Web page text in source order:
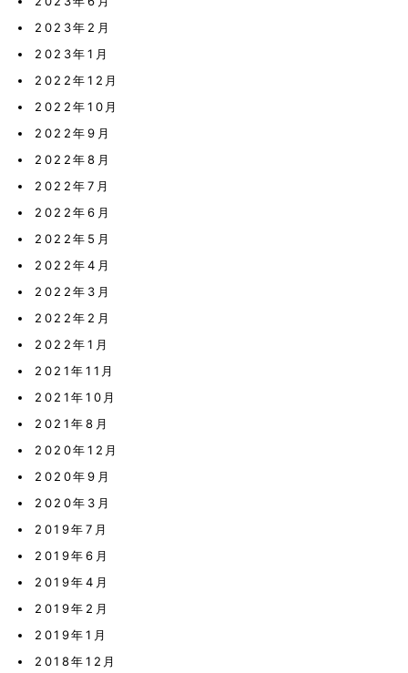
2023年2月
2023年1月
2022年12月
2022年10月
2022年9月
2022年8月
2022年7月
2022年6月
2022年5月
2022年4月
2022年3月
2022年2月
2022年1月
2021年11月
2021年10月
2021年8月
2020年12月
2020年9月
2020年3月
2019年7月
2019年6月
2019年4月
2019年2月
2019年1月
2018年12月